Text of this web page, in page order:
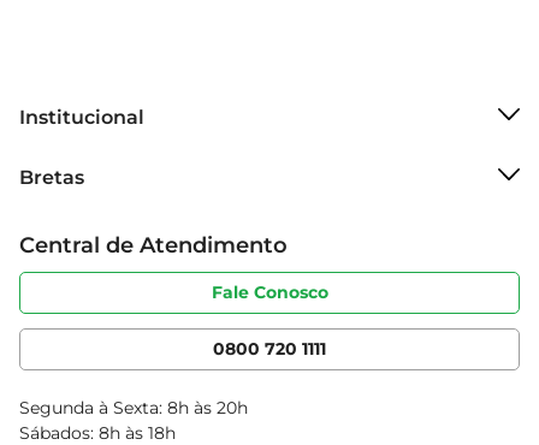
Institucional
Grupo Cencosud
Sobre privacidade
Portal do fornecedor
Cencosud Media
Bretas
Produtos Bretas
Código de ética
Serviços
Clube Bretas
Blog Bretas
Black Friday
Central de Atendimento
Fale Conosco
0800 720 1111
Segunda à Sexta: 8h às 20h
Sábados: 8h às 18h